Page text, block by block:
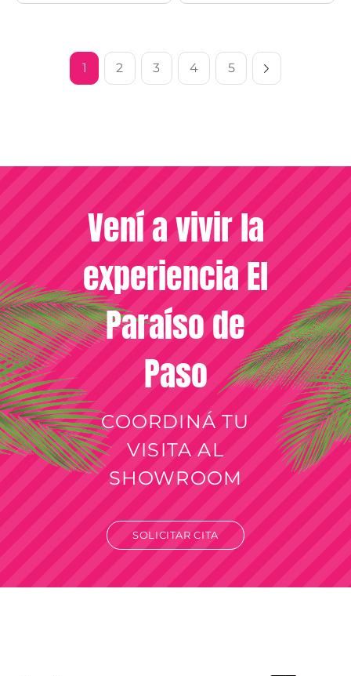
1 2 3 4 5
Vení a vivir la
experiencia El
Paraíso de
Paso
COORDINÁ TU
VISITA AL
SHOWROOM
SOLICITAR CITA